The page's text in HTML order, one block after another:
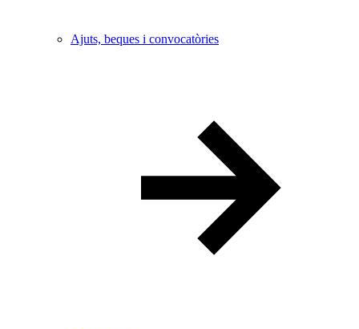
Ajuts, beques i convocatòries